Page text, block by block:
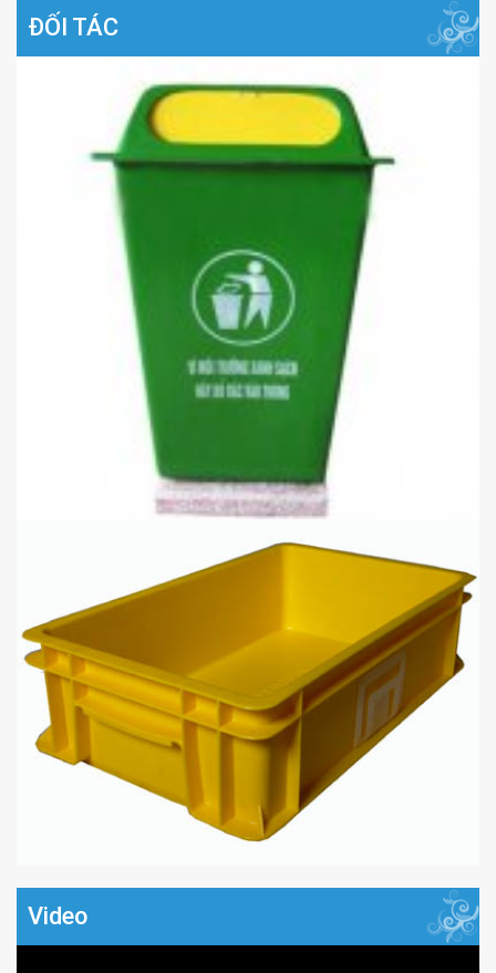
ĐỐI TÁC
Video